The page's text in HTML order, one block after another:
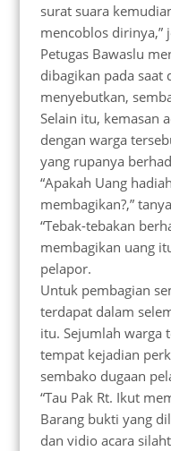
surat suara
mencoblos dirinya,”
Petugas Bawaslu
dibagikan pada saat
menyebutkan,
Selain itu, kemasan
dengan warga
yang rupanya
“Apakah Uang
membagikan?,”
“Tebak-tebakan
membagikan uang
pelapor.
Untuk pembagian
terdapat dalam
itu. Sejumlah warga
tempat kejadian
sembako dugaan
“Tau Pak Rt. Ikut
Barang bukti yang
dan vidio acara